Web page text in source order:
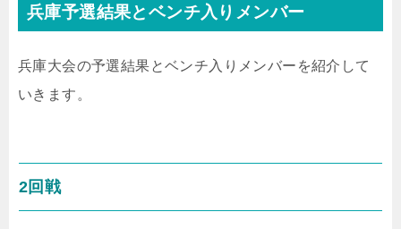
兵庫予選結果とベンチ入りメンバー
兵庫大会の予選結果とベンチ入りメンバーを紹介して
いきます。
2回戦